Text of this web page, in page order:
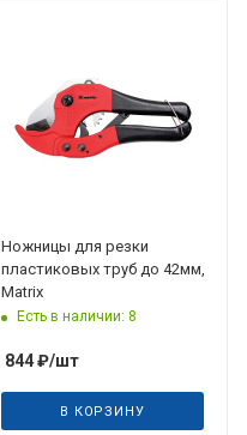
Ножницы для резки
пластиковых труб до 42мм,
Matrix
Есть в наличии: 8
844₽/шт
В КОРЗИНУ